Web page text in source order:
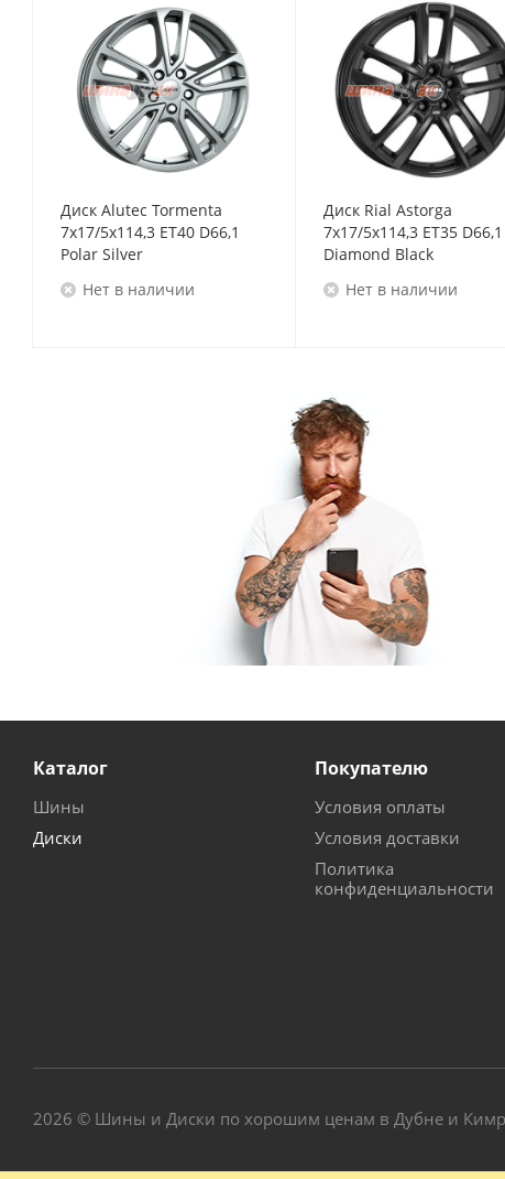
Диск Alutec Tormenta
7x17/5x114,3 ET40 D66,1
Polar Silver
Нет в наличии
Диск Rial Astorga
7x17/5x114,3 ET35 D66,1
Diamond Black
Нет в наличии
Каталог
Шины
Диски
Покупателю
Условия оплаты
Условия доставки
Политика
конфиденциальности
2026 © Шины и Диски по хорошим ценам в Дубне и